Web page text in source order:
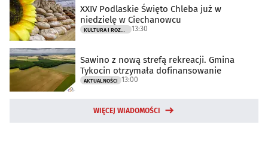
XXIV Podlaskie Święto Chleba już w
niedzielę w Ciechanowcu
KULTURA I ROZRYWKA 13:30
Sawino z nową strefą rekreacji. Gmina
Tykocin otrzymała dofinansowanie
AKTUALNOŚCI 13:00
WIĘCEJ WIADOMOŚCI